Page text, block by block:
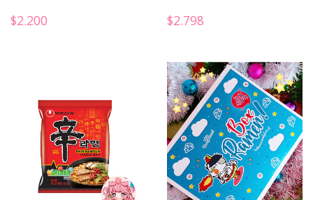
$2.200 $2.798